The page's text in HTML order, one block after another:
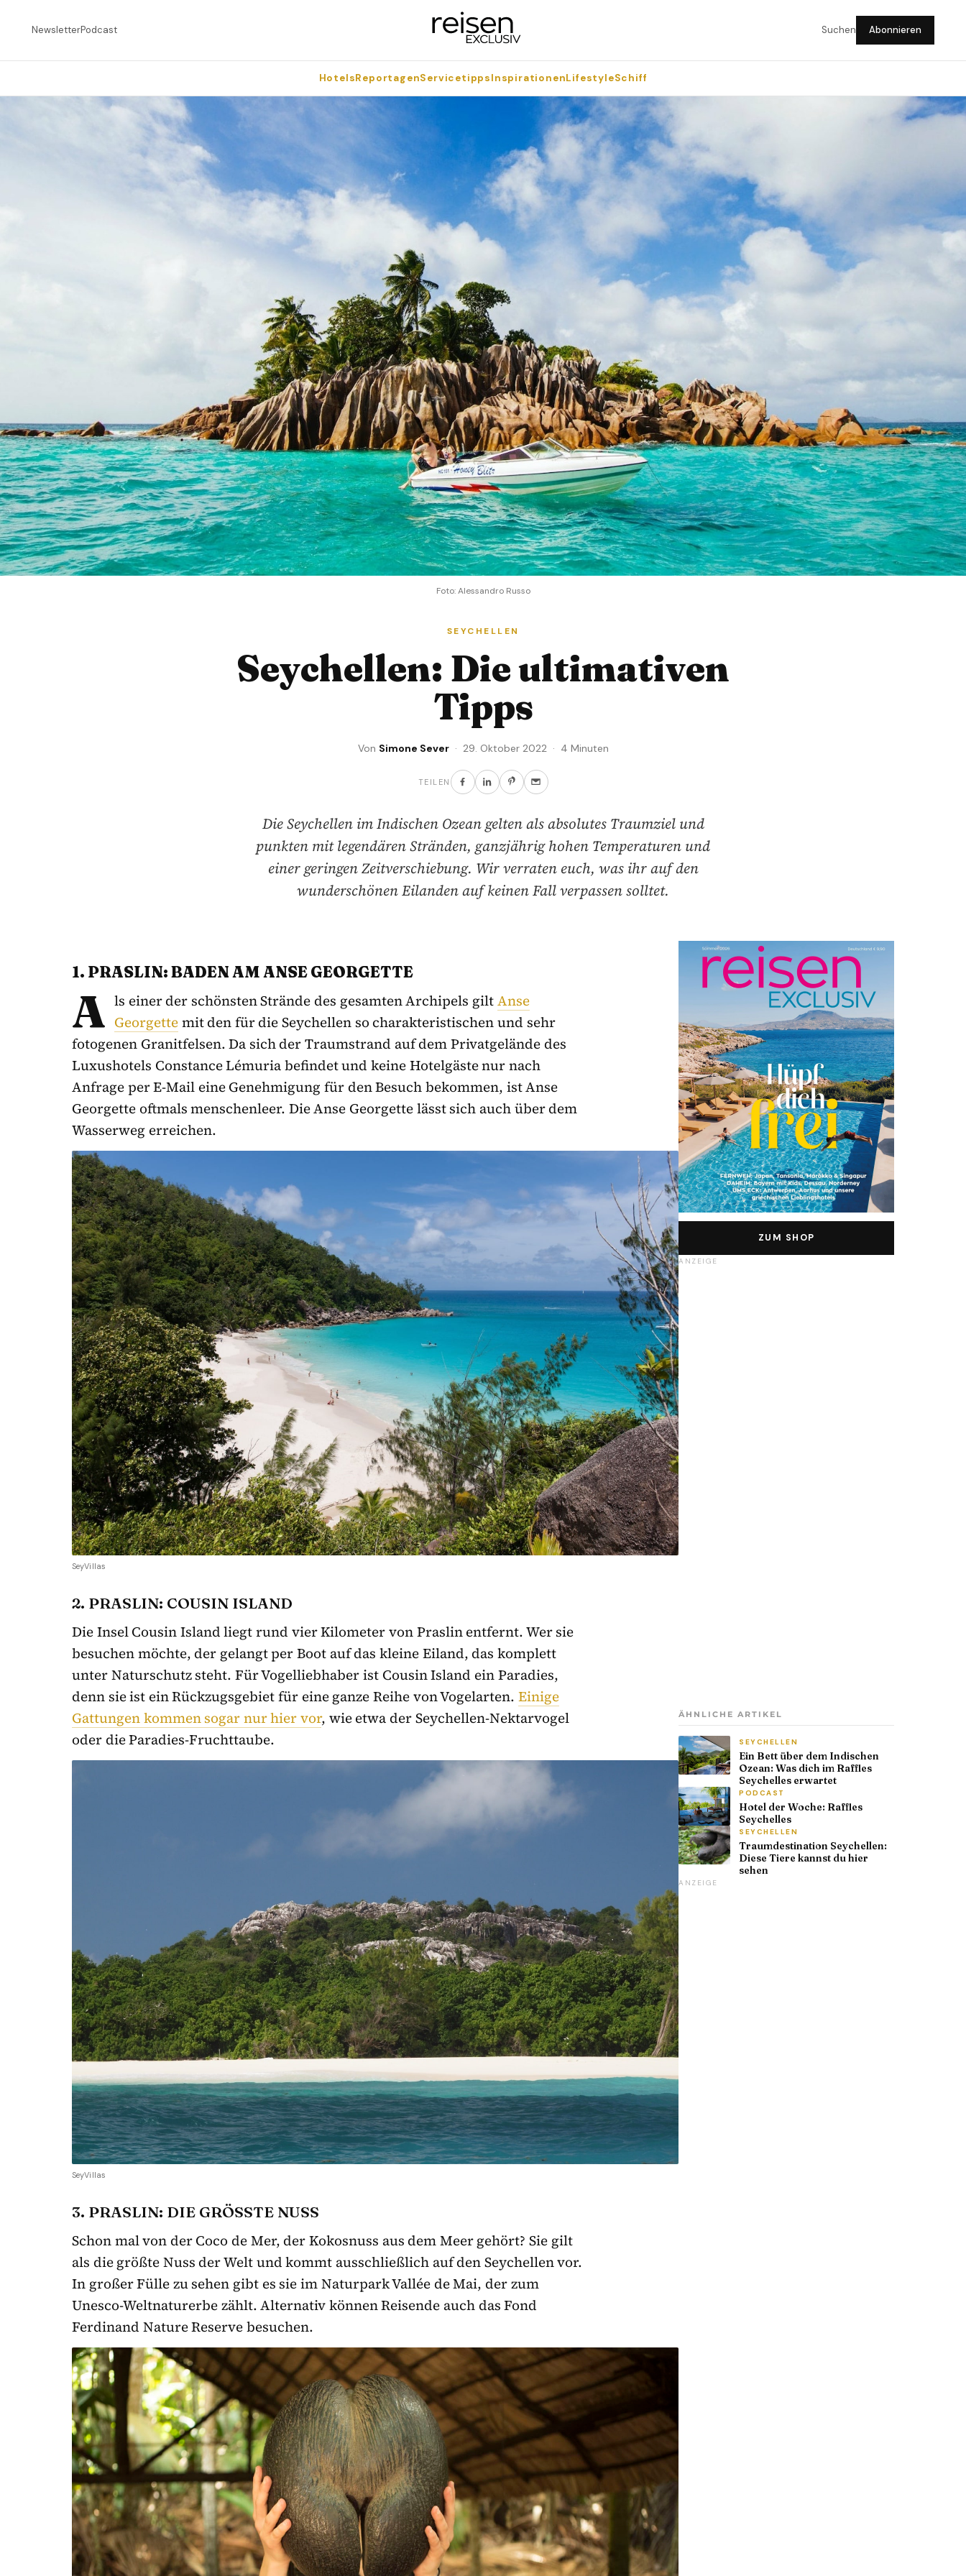
NewsletterPodcast Suchen Abonnieren
HotelsReportagenServicetippsInspirationenLifestyleSchiff
Foto: Alessandro Russo
SEYCHELLEN
Seychellen: Die ultimativen
Tipps
Von Simone Sever· 29. Oktober 2022 · 4 Minuten
TEILEN
Die Seychellen im Indischen Ozean gelten als absolutes Traumziel und
punkten mit legendären Stränden, ganzjährig hohen Temperaturen und
einer geringen Zeitverschiebung. Wir verraten euch, was ihr auf den
wunderschönen Eilanden auf keinen Fall verpassen solltet.
1. PRASLIN: BADEN AM ANSE GEORGETTE
A ls einer der schönsten Strände des gesamten Archipels giltAnse
Georgettemit den für die Seychellen so charakteristischen und sehr
fotogenen Granitfelsen. Da sich der Traumstrand auf dem Privatgelände des
Luxushotels Constance Lémuria befindet und keine Hotelgäste nur nach
Anfrage per E-Mail eine Genehmigung für den Besuch bekommen, ist Anse
Georgette oftmals menschenleer. Die Anse Georgette lässt sich auch über dem
Wasserweg erreichen.
SeyVillas
2. PRASLIN: COUSIN ISLAND
Die Insel Cousin Island liegt rund vier Kilometer von Praslin entfernt. Wer sie
besuchen möchte, der gelangt per Boot auf das kleine Eiland, das komplett
unter Naturschutz steht. Für Vogelliebhaber ist Cousin Island ein Paradies,
denn sie ist ein Rückzugsgebiet für eine ganze Reihe von Vogelarten. Einige
Gattungen kommen sogar nur hier vor, wie etwa der Seychellen-Nektarvogel
oder die Paradies-Fruchttaube.
SeyVillas
3. PRASLIN: DIE GRÖSSTE NUSS
Schon mal von der Coco de Mer, der Kokosnuss aus dem Meer gehört? Sie gilt
als die größte Nuss der Welt und kommt ausschließlich auf den Seychellen vor.
In großer Fülle zu sehen gibt es sie im Naturpark Vallée de Mai, der zum
Unesco-Weltnaturerbe zählt. Alternativ können Reisende auch das Fond
Ferdinand Nature Reserve besuchen.
ZUM SHOP
ANZEIGE
ÄHNLICHE ARTIKEL
SEYCHELLEN
Ein Bett über dem Indischen
Ozean: Was dich im Raffles
Seychelles erwartet
PODCAST
Hotel der Woche: Raffles
Seychelles
SEYCHELLEN
Traumdestination Seychellen:
Diese Tiere kannst du hier
sehen
ANZEIGE